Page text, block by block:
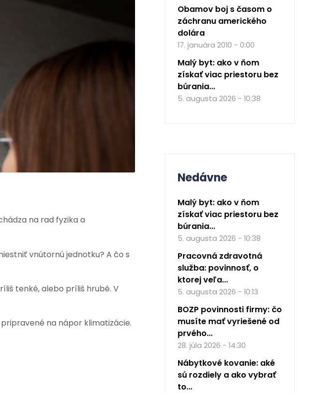
na rad fyzika a
vnútornú jednotku? A čo s
tenké, alebo príliš hrubé. V
na nápor klimatizácie.
Obamov boj s časom o
záchranu amerického
dolára
17. januára 2010 - 0:00
Malý byt: ako v ňom
získať viac priestoru bez
búrania...
5. augusta 2026 - 10:38
Nedávne
Malý byt: ako v ňom
získať viac priestoru bez
búrania...
5. augusta 2026 - 10:38
Pracovná zdravotná
služba: povinnosť, o
ktorej veľa...
5. augusta 2026 - 10:13
BOZP povinnosti firmy: čo
musíte mať vyriešené od
prvého...
28. júla 2026 - 14:30
Nábytkové kovanie: aké
sú rozdiely a ako vybrať
to...